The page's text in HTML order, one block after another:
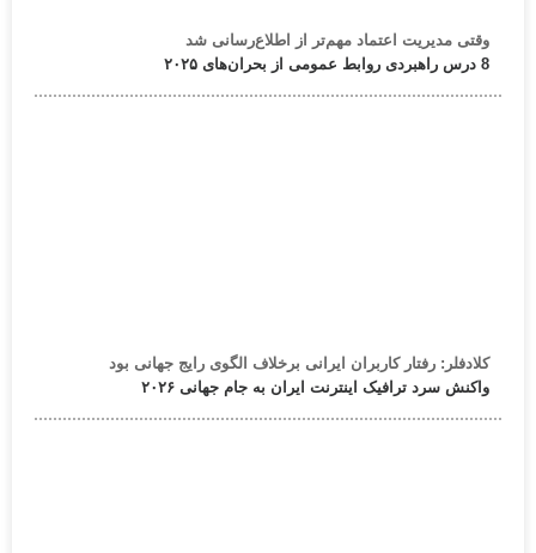
وقتی مدیریت اعتماد مهم‌تر از اطلاع‌رسانی شد
8 درس راهبردی روابط عمومی از بحران‌های ۲۰۲۵
کلادفلر: رفتار کاربران ایرانی برخلاف الگوی رایج جهانی بود
واکنش سرد ترافیک اینترنت ایران به جام جهانی ۲۰۲۶